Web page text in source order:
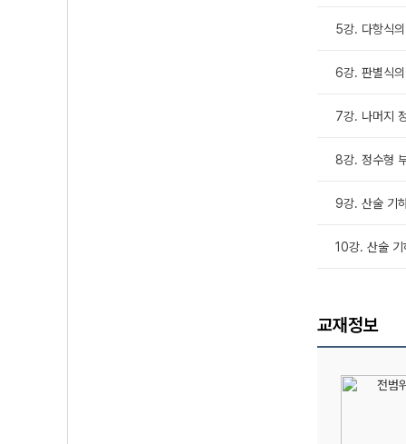
5강. 다항식
6강. 판별식
7강. 나머지
8강. 정수형
9강. 산술 기
10강. 산술
교재정보